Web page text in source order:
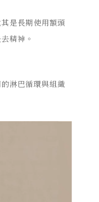
是長期使用額頭
精神。
淋巴循環與組織